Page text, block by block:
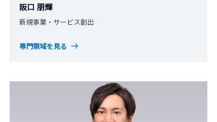
阪口 朋輝
新規事業・サービス創出
専門領域を見る